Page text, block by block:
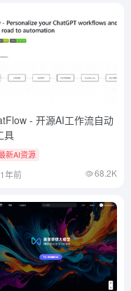
装
- 开源AI工作流自动
具
新AI资源
1年前 68.2K